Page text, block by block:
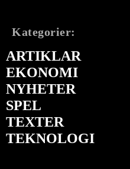
Kategorier:
ARTIKLAR
EKONOMI
NYHETER
SPEL
TEXTER
TEKNOLOGI